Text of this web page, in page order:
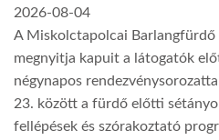
2026-08-04
A Miskolctapolcai Barlangfürdő
megnyitja kapuit a látogatók
négynapos
23. között a fürdő előtti
fellépések és szórakoztató